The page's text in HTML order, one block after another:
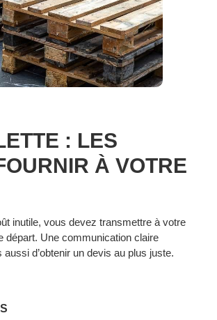
: LES
À VOTRE
inutile, vous devez transmettre à votre
départ. Une communication claire
d’obtenir un devis au plus juste.